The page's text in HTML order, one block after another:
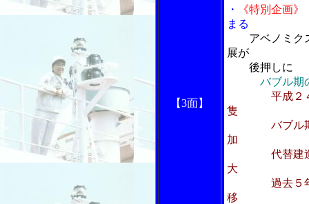
【3面】
・ 《特別企画》
まる
アベノミク
展が
後押しに
バブル期
平成２
隻
バブル期に
加
代替建造に
大
過去５年間
移